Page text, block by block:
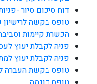
דוח סיכום סיור -
טופס בקשה
הכשרת קיימות וסביבה 28.4-
פניה לקבלת יעוץ
פניה לקבלת יעוץ
טופס בקשת העברה